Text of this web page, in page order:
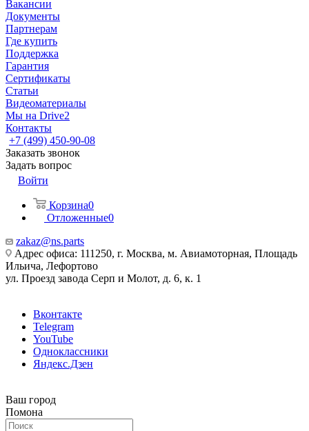
Вакансии
Документы
Партнерам
Где купить
Поддержка
Гарантия
Сертификаты
Статьи
Видеоматериалы
Мы на Drive2
Контакты
+7 (499) 450-90-08
Заказать звонок
Задать вопрос
Войти
Корзина0
Отложенные0
zakaz@ns.parts
Адрес офиса: 111250, г. Москва, м. Авиамоторная, Площадь
Ильича, Лефортово
ул. Проезд завода Серп и Молот, д. 6, к. 1
Вконтакте
Telegram
YouTube
Одноклассники
Яндекс.Дзен
Ваш город
Помона